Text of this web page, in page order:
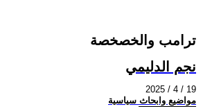
ترامب والخصخصة
نجم الدليمي
2025 / 4 / 19
مواضيع وابحاث سياسية